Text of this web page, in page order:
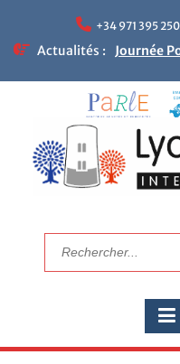
+34 971 395 250
Actualités :
Journée
Le mot de
Résultats
Calendrier
Visitez le